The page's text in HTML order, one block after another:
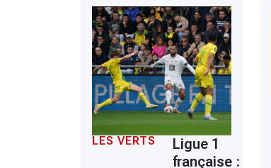
LES VERTS
Ligue 1
française :